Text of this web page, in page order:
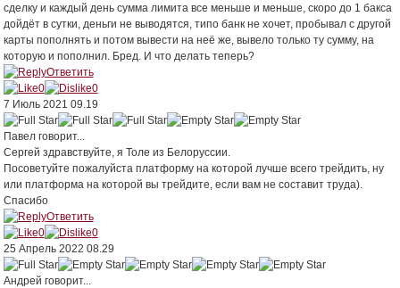
сделку и каждый день сумма лимита все меньше и меньше, скоро до 1 бакса
дойдёт в сутки, деньги не выводятся, типо банк не хочет, пробывал с другой
карты пополнять и потом вывести на неё же, вывело только ту сумму, на
которую и пополнил. Бред. И что делать теперь?
Ответить
0
0
7 Июль 2021 09.19
Павелговорит...
Сергей здравствуйте, я Толе из Белоруссии.
Посоветуйте пожалуйста платформу на которой лучше всего трейдить, ну
или платформа на которой вы трейдите, если вам не составит труда).
Спасибо
Ответить
0
0
25 Апрель 2022 08.29
Андрей говорит...